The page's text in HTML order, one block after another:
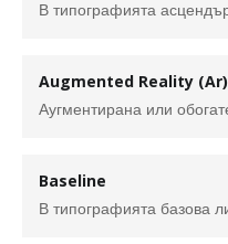
Augmented Reality (Ar)
Baseline